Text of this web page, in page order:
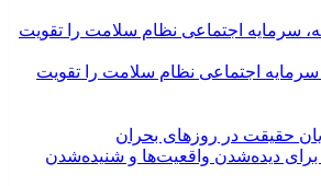
سرمایه اجتماعی نظام سلامت را تقویت
حقیقت در روزهای بحران